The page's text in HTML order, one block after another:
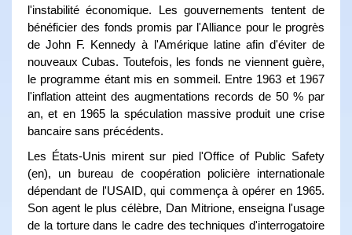
l'instabilité économique. Les gouvernements tentent de
bénéficier des fonds promis par l'Alliance pour le progrès
de John F. Kennedy à l'Amérique latine afin d'éviter de
nouveaux Cubas. Toutefois, les fonds ne viennent guère,
le programme étant mis en sommeil. Entre 1963 et 1967
l'inflation atteint des augmentations records de 50 % par
an, et en 1965 la spéculation massive produit une crise
bancaire sans précédents.
Les États-Unis mirent sur pied l'Office of Public Safety
(en), un bureau de coopération policière internationale
dépendant de l'USAID, qui commença à opérer en 1965.
Son agent le plus célèbre, Dan Mitrione, enseigna l'usage
de la torture dans le cadre des techniques d'interrogatoire